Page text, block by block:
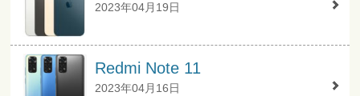
2023年04月19日
Redmi Note 11
2023年04月16日